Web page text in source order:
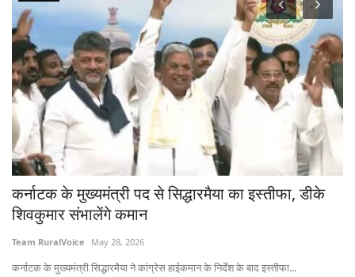
कर्नाटक के मुख्यमंत्री पद से सिद्धारमैया का इस्तीफा, डीके
शिवकुमार संभालेंगे कमान
Team RuralVoice May 28, 2026
कर्नाटक के मुख्यमंत्री सिद्धारमैया ने कांग्रेस हाईकमान के निर्देश के बाद इस्तीफा...